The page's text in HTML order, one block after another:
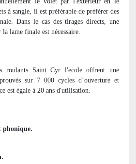
à sangle, il est préférable de préférer des
Dans le cas des tirages directs, une
lame finale est nécessaire.
roulants Saint Cyr l'ecole offrent une
sur 7 000 cycles d’ouverture et
est égale à 20 ans d'utilisation.
phonique.